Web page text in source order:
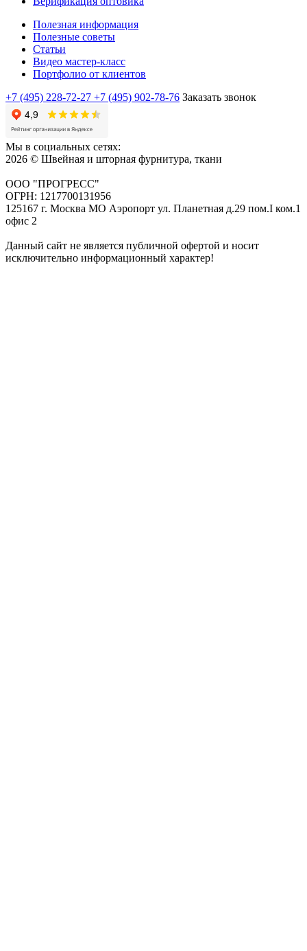
Полезная информация
Полезные советы
Статьи
Видео мастер-класс
Портфолио от клиентов
+7 (495) 228-72-27 +7 (495) 902-78-76 Заказать звонок
Мы в социальных сетях:
2026 © Швейная и шторная фурнитура, ткани
ООО "ПРОГРЕСС"
ОГРН: 1217700131956
125167 г. Москва МО Аэропорт ул. Планетная д.29 пом.I ком.1
офис 2
Данный сайт не является публичной офертой и носит
исключительно информационный характер!